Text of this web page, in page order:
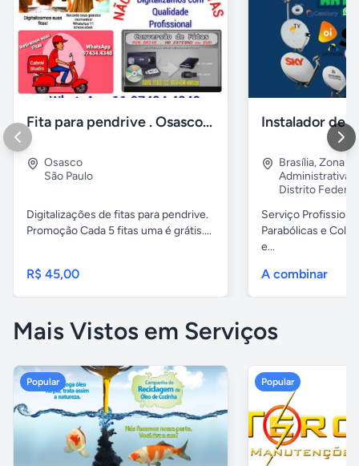
Fita para pendrive . Osasco e região
Osasco
São Paulo
Digitalizações de fitas para pendrive.
Promoção Cada 5 fitas uma é grátis....
R$ 45,00
Brasília,Zona
Administrativa
Distrito Federal
Serviço
Parabólicas e
e...
A combinar
Mais Vistos em Serviços
Popular Popular